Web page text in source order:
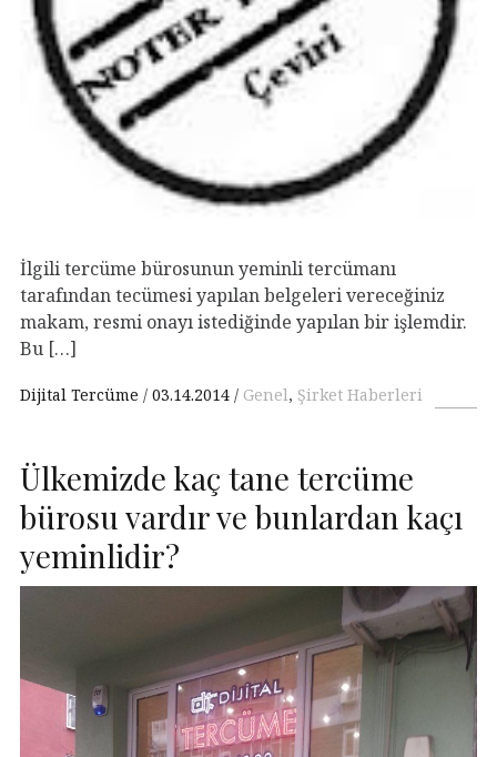
İlgili tercüme bürosunun yeminli tercümanı
tarafından tecümesi yapılan belgeleri vereceğiniz
makam, resmi onayı istediğinde yapılan bir işlemdir.
Bu […]
Dijital Tercüme 03.14.2014 Genel, Şirket Haberleri
Ülkemizde kaç tane tercüme
bürosu vardır ve bunlardan kaçı
yeminlidir?